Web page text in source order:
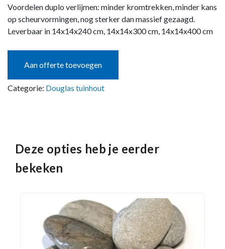
Voordelen duplo verlijmen: minder kromtrekken, minder kans
op scheurvormingen, nog sterker dan massief gezaagd.
Leverbaar in 14x14x240 cm, 14x14x300 cm, 14x14x400 cm
Aan offerte toevoegen
Categorie: Douglas tuinhout
Deze opties heb je eerder
bekeken